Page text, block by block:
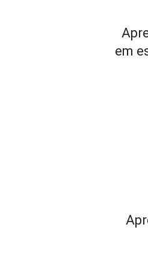
em